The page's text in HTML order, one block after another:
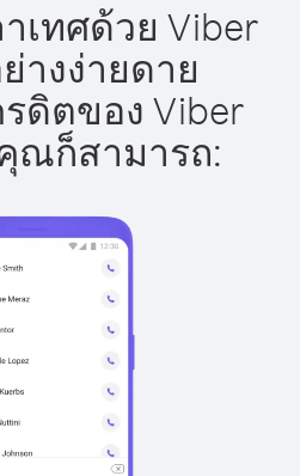
เทศด้วย Viber
างง่ายดาย
ดิตของ Viber
ณก็สามารถ: